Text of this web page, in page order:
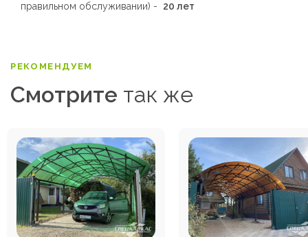
правильном обслуживании) - 20 лет
РЕКОМЕНДУЕМ
Смотрите так же